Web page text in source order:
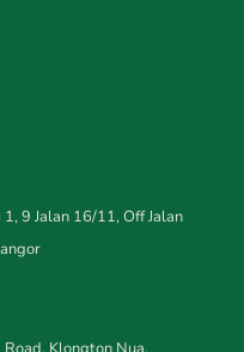
9 Jalan 16/11, Off Jalan